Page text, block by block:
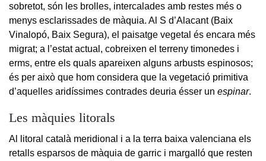
sobretot, són les brolles, intercalades amb restes més o
menys esclarissades de màquia. Al S d’Alacant (Baix
Vinalopó, Baix Segura), el paisatge vegetal és encara més
migrat; a l’estat actual, cobreixen el terreny timonedes i
erms, entre els quals apareixen alguns arbusts espinosos;
és per això que hom considera que la vegetació primitiva
d’aquelles aridíssimes contrades deuria ésser un espinar.
Les màquies litorals
Al litoral català meridional i a la terra baixa valenciana els
retalls esparsos de màquia de garric i margalló que resten